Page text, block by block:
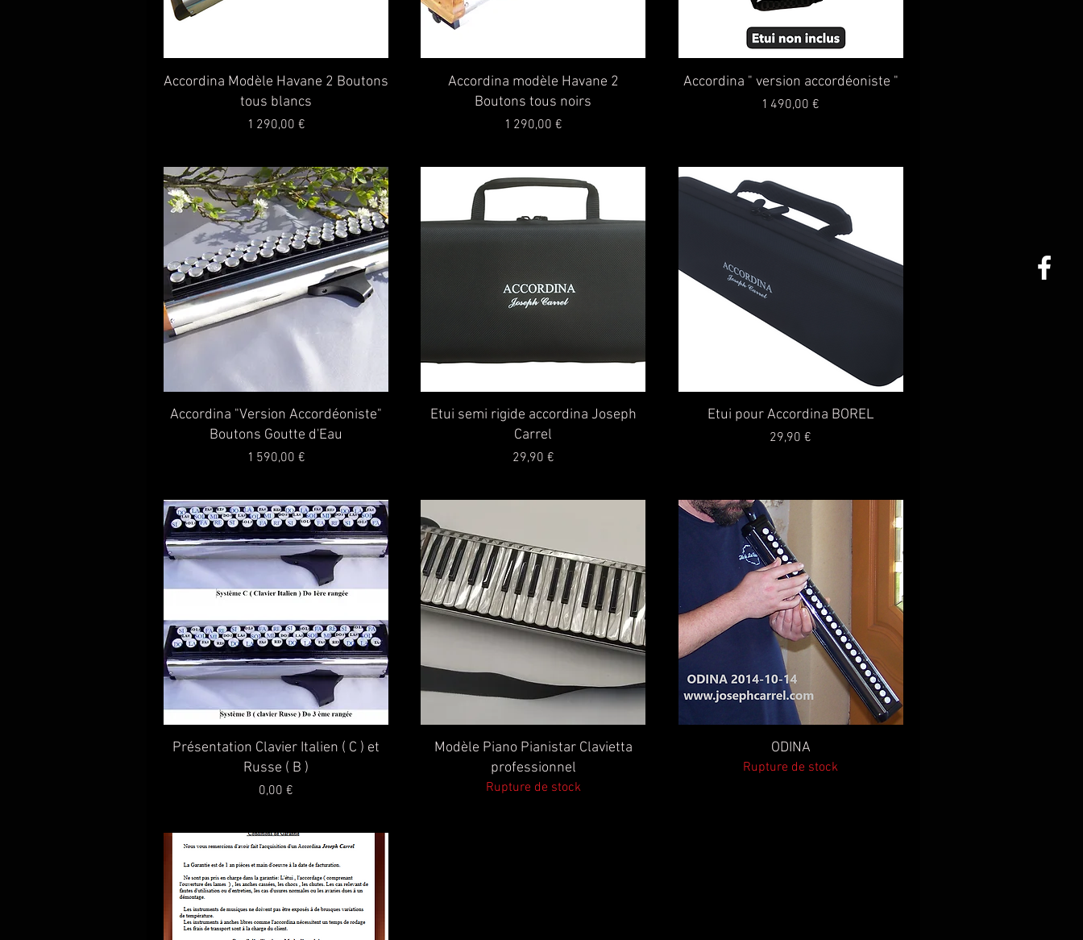
Aperçu rapide
Accordina Modèle Havane 2 Boutons
tous blancs
Prix
1 290,00 €
Aperçu rapide
Accordina modèle Havane 2
Boutons tous noirs
Prix
1 290,00 €
Aperçu rapide
Accordina " version accordéoniste "
Prix
1 490,00 €
Aperçu rapide
Accordina "Version Accordéoniste"
Boutons Goutte d'Eau
Prix
1 590,00 €
Aperçu rapide
Etui semi rigide accordina Joseph
Carrel
Prix
29,90 €
Aperçu rapide
Etui pour Accordina BOREL
Prix
29,90 €
Aperçu rapide
Présentation Clavier Italien ( C ) et
Russe ( B )
Prix
0,00 €
Aperçu rapide
Modèle Piano Pianistar Clavietta
professionnel
Rupture de stock
Aperçu rapide
ODINA
Rupture de stock